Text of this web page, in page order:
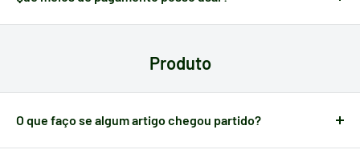
A Electrotodo dispõe dos meios de pagamento mais comuns
verificar o seu método de pagamento antes de efetuar a sua
Produto
O que faço se algum artigo chegou partido?
Quando um artigo apresenta algum defeito causado no